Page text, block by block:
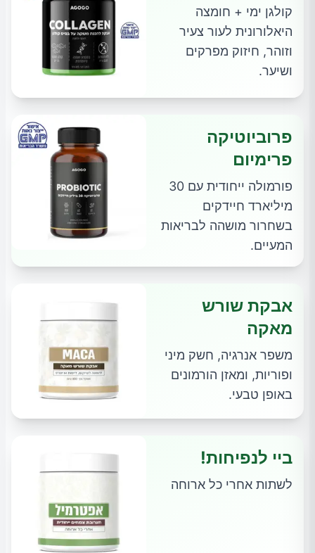
קולגן ימי + חומצה
היאלורונית לעור צעיר
וזוהר, חיזוק מפרקים
ושיער.
פרוביוטיקה
פרימיום
פורמולה ייחודית עם 30
מיליארד חיידקים
בשחרור מושהה לבריאות
המעיים.
אבקת שורש
מאקה
משפר אנרגיה, חשק מיני
ופוריות, ומאזן הורמונים
באופן טבעי.
ביי לנפיחות!
לשתות אחרי כל ארוחה